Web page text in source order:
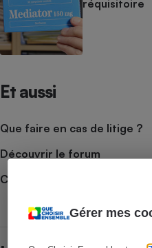
Gérer mes
réquisitoire
Et aussi
Que faire en cas de litige ?
Découvrir le forum
Consulter nos Actualités